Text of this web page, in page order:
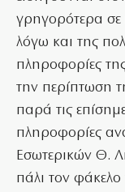
γρηγορότερα σε
λόγω και της
πληροφορίες
την περίπτωση
παρά τις
πληροφορίες
Εσωτερικών Θ.
πάλι τον